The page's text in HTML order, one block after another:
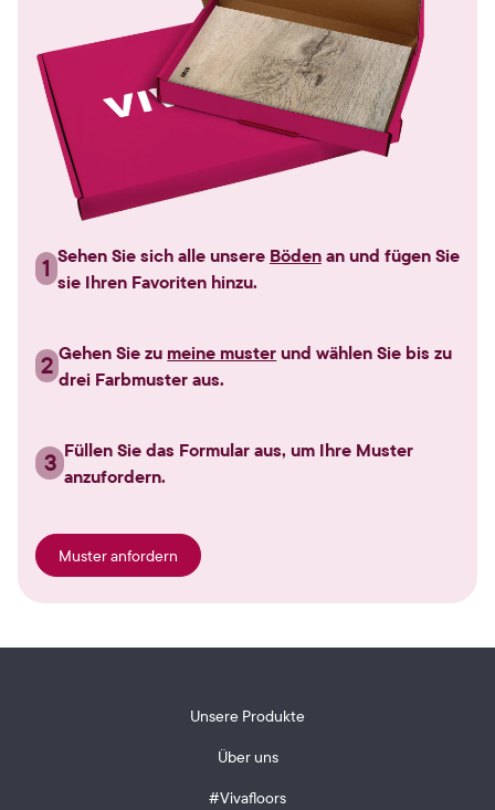
1 Sehen Sie sich alle unsere Bödenan und fügen Sie
sie Ihren Favoriten hinzu.
2 Gehen Sie zu meine muster und wählen Sie bis zu
drei Farbmuster aus.
3 Füllen Sie das Formular aus, um Ihre Muster
anzufordern.
Muster anfordern
Unsere Produkte
Über uns
#Vivafloors